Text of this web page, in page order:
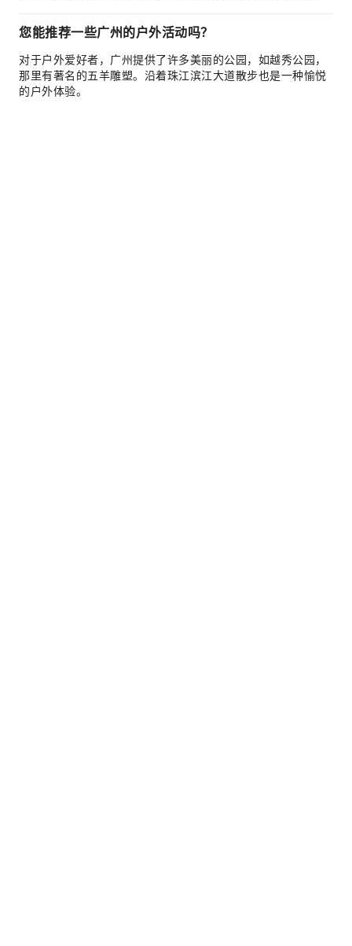
您能推荐一些广州的户外活动吗？
对于户外爱好者，广州提供了许多美丽的公园，如越秀公园，
那里有著名的五羊雕塑。沿着珠江滨江大道散步也是一种愉悦
的户外体验。